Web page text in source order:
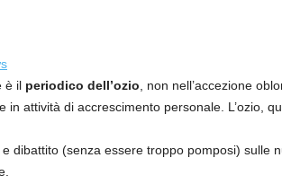
è il periodico dell’ozio , non nell’accezione
in attività di accrescimento personale. L’ozio,
dibattito (senza essere troppo pomposi)